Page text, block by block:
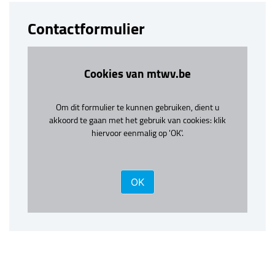
Contactformulier
Cookies van mtwv.be
Om dit formulier te kunnen gebruiken, dient u
akkoord te gaan met het gebruik van cookies: klik
hiervoor eenmalig op 'OK'.
OK